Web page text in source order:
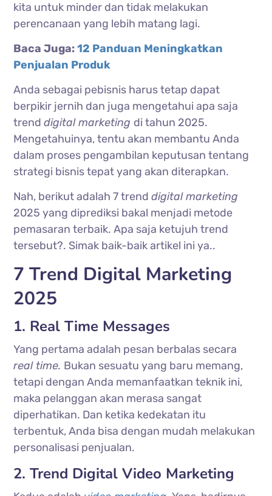
kita untuk minder dan tidak melakukan
perencanaan yang lebih matang lagi.
Baca Juga:12 Panduan Meningkatkan
Penjualan Produk
Anda sebagai pebisnis harus tetap dapat
berpikir jernih dan juga mengetahui apa saja
trenddigital marketing di tahun 2025.
Mengetahuinya, tentu akan membantu Anda
dalam proses pengambilan keputusan tentang
strategi bisnis tepat yang akan diterapkan.
Nah, berikut adalah 7 trenddigital marketing
2025 yang diprediksi bakal menjadi metode
pemasaran terbaik. Apa saja ketujuh trend
tersebut?. Simak baik-baik artikel ini ya..
7 Trend Digital Marketing
2025
1. Real Time Messages
Yang pertama adalah pesan berbalas secara
real time. Bukan sesuatu yang baru memang,
tetapi dengan Anda memanfaatkan teknik ini,
maka pelanggan akan merasa sangat
diperhatikan. Dan ketika kedekatan itu
terbentuk, Anda bisa dengan mudah melakukan
personalisasi penjualan.
2. Trend Digital Video Marketing